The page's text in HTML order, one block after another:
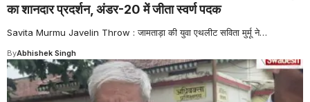
का शानदार प्रदर्शन, अंडर-20 में जीता स्वर्ण पदक
Savita Murmu Javelin Throw : जामताड़ा की युवा एथलीट सविता मुर्मू ने…
ByAbhishek Singh